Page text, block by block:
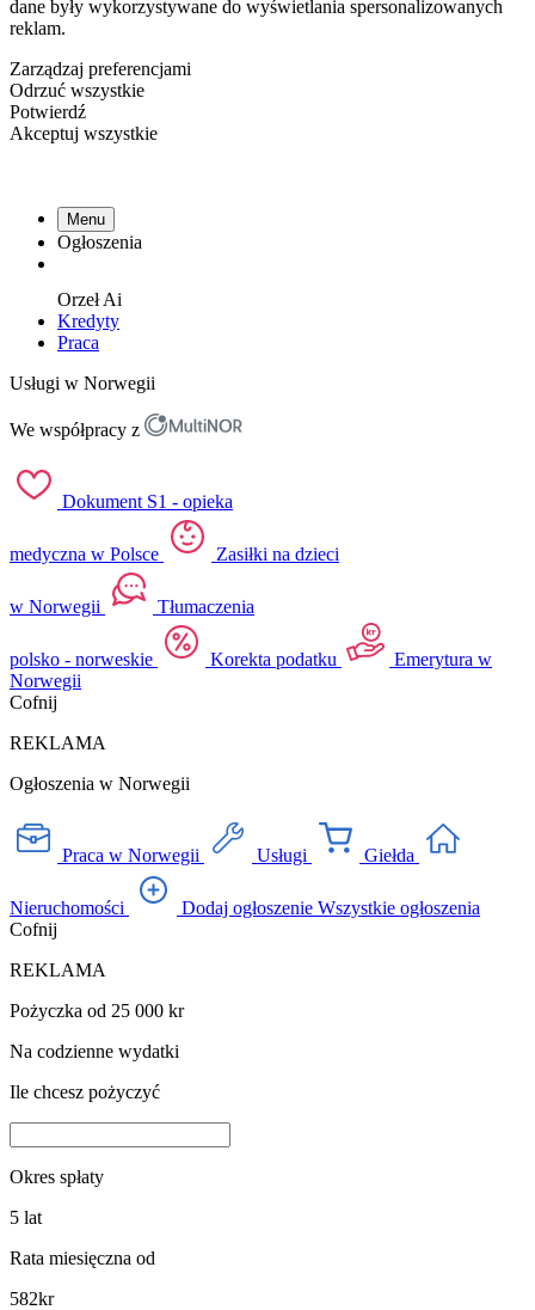
dane były wykorzystywane do wyświetlania spersonalizowanych
reklam.
Zarządzaj preferencjami
Odrzuć wszystkie
Potwierdź
Akceptuj wszystkie
Menu
Ogłoszenia
OrzełAi
Kredyty
Praca
Usługi w Norwegii
We współpracy z
Dokument S1 - opieka
medyczna w Polsce Zasiłki na dzieci
w Norwegii Tłumaczenia
polsko - norweskie Korekta podatku
Emerytura w
Norwegii
Cofnij
REKLAMA
Ogłoszenia w Norwegii
Praca w Norwegii Usługi Giełda
Nieruchomości Dodaj ogłoszenie Wszystkie ogłoszenia
Cofnij
REKLAMA
Pożyczka od 25 000 kr
Na codzienne wydatki
Ile chcesz pożyczyć
Okres spłaty
5 lat
Rata miesięczna od
582kr